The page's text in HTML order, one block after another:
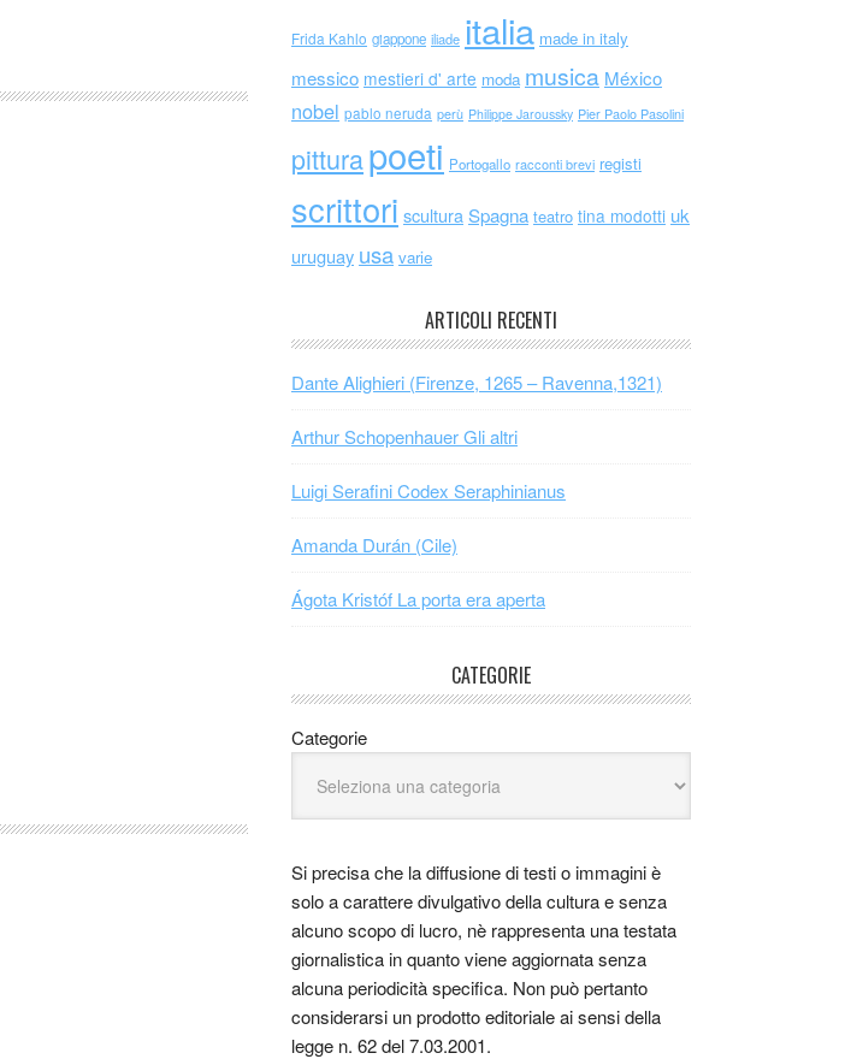
Frida Kahlo giappone iliade italia made in italy
messico mestieri d' arte moda musica México
nobel pablo neruda perù Philippe Jaroussky Pier Paolo Pasolini
pitturapoeti Portogallo racconti brevi registi
scrittori scultura Spagna teatro tina modotti uk
uruguay usa varie
ARTICOLI RECENTI
Dante Alighieri (Firenze, 1265 – Ravenna,1321)
Arthur Schopenhauer Gli altri
Luigi Serafini Codex Seraphinianus
Amanda Durán (Cile)
Ágota Kristóf La porta era aperta
CATEGORIE
Categorie
Si precisa che la diffusione di testi o immagini è
solo a carattere divulgativo della cultura e senza
alcuno scopo di lucro, nè rappresenta una testata
giornalistica in quanto viene aggiornata senza
alcuna periodicità specifica. Non può pertanto
considerarsi un prodotto editoriale ai sensi della
legge n. 62 del 7.03.2001.